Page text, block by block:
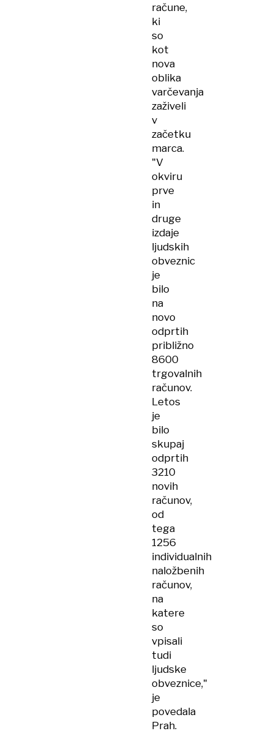
račune,
ki
so
kot
nova
oblika
varčevanja
zaživeli
v
začetku
marca.
"V
okviru
prve
in
druge
izdaje
ljudskih
obveznic
je
bilo
na
novo
odprtih
približno
8600
trgovalnih
računov.
Letos
je
bilo
skupaj
odprtih
3210
novih
računov,
od
tega
1256
individualnih
naložbenih
računov,
na
katere
so
vpisali
tudi
ljudske
obveznice,"
je
povedala
Prah.